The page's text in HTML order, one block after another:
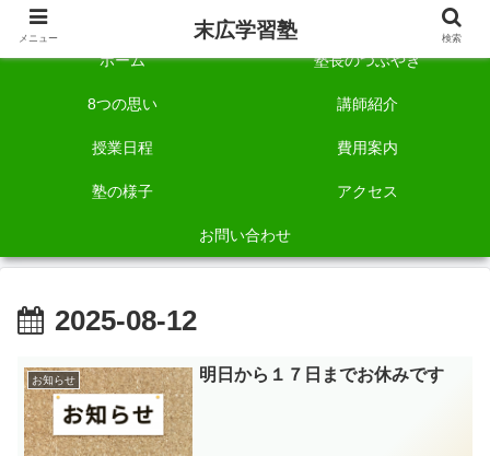
自称「一宮でいちばん塾で勉強させる塾」です。
ホーム 塾長のつぶやき
8つの思い 講師紹介
授業日程 費用案内
塾の様子 アクセス
お問い合わせ
2025-08-12
お知らせ 明日から１７日までお休みです
メニュー 末広学習塾 検索